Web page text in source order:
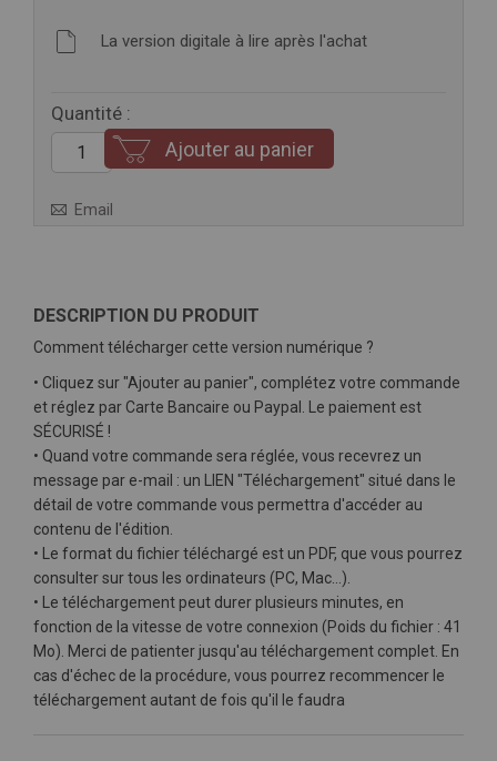
La version digitale à lire après l'achat
Quantité :
Ajouter au panier
Email
DESCRIPTION DU PRODUIT
Comment télécharger cette version numérique ?
• Cliquez sur "Ajouter au panier", complétez votre commande
et réglez par Carte Bancaire ou Paypal. Le paiement est
SÉCURISÉ !
• Quand votre commande sera réglée, vous recevrez un
message par e-mail : un LIEN "Téléchargement" situé dans le
détail de votre commande vous permettra d'accéder au
contenu de l'édition.
• Le format du fichier téléchargé est un PDF, que vous pourrez
consulter sur tous les ordinateurs (PC, Mac…).
• Le téléchargement peut durer plusieurs minutes, en
fonction de la vitesse de votre connexion (Poids du fichier : 41
Mo). Merci de patienter jusqu'au téléchargement complet. En
cas d'échec de la procédure, vous pourrez recommencer le
téléchargement autant de fois qu'il le faudra